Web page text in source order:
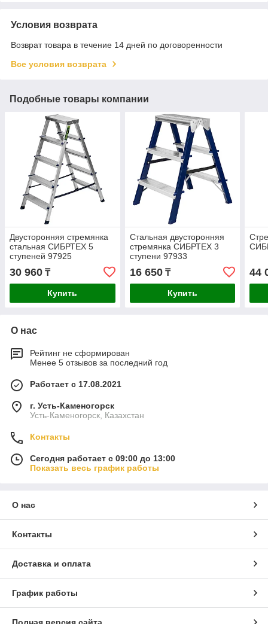
Условия возврата
Возврат товара в течение 14 дней по договоренности
Все условия возврата
Подобные товары компании
Двусторонняя стремянка
стальная СИБРТЕХ 5
ступеней 97925
30 960 ₸
Купить
Стальная двусторонняя
стремянка СИБРТЕХ 3
ступени 97933
16 650₸
Купить
44
О нас
Рейтинг не сформирован
Менее 5 отзывов за последний год
Работает с 17.08.2021
г. Усть-Каменогорск
Усть-Каменогорск, Казахстан
Контакты
Сегодня работает с 09:00 до 13:00
Показать весь график работы
О нас
Контакты
Доставка и оплата
График работы